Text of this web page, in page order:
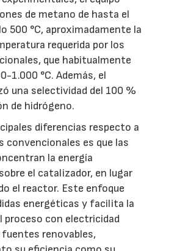
de metano de hasta el
500 °C, aproximadamente la
requerida por los
que habitualmente
1.000 °C. Además, el
una selectividad del 100 %
de hidrógeno.
diferencias respecto a
convencionales es que las
la energía
el catalizador, en lugar
el reactor. Este enfoque
energéticas y facilita la
proceso con electricidad
renovables,